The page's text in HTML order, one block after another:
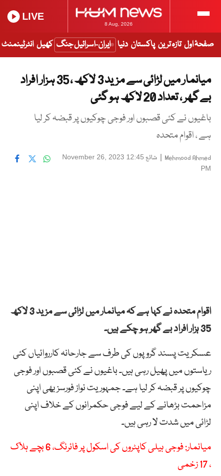
8 Aug, 2026
LIVE
صفحۂ اول تازہ ترین پاکستان دنیا ایران-اسرائیل جنگ کھیل انٹرٹینمنٹ
میانمار میں لڑائی سے مزید 3 لاکھ ، 35 ہزار افراد
بے گھر ، تعداد 20 لاکھ ہو گئی
باغیوں نے کئی قصبوں اور فوجی چوکیوں پر قبضہ کر لیا
ہے ، اقوام متحدہ
Mehmood Ahmed
| شائع November 26, 2023 12:45
PM
اقوام متحدہ نے کہا ہے کہ میانمار میں لڑائی سے مزید 3 لاکھ
35 ہزار افراد بے گھر ہو چکے ہیں۔
عسکریت پسند گروپوں کی طرف سے جارحانہ کارروائیاں کئی
ریاستوں میں پھیل رہی ہیں۔ باغیوں نے کئی قصبوں اور فوجی
چوکیوں پر قبضہ کر لیا ہے۔ جمہوریت نواز فورسز بھی اپنی
مزاحمت بڑھانے کے لیے فوجی حکمرانوں کے خلاف اپنی
لڑائی میں شدت لا رہی ہیں۔
میانمار: فوجی ہیلی کاپٹروں کی اسکول پر فائرنگ، 6 بچے ہلاک
، 17 زخمی